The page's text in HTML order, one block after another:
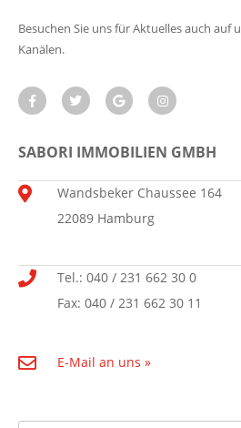
Besuchen Sie uns für Aktuelles auch auf
Kanälen.
SABORI IMMOBILIEN GMBH
Wandsbeker Chaussee 164
22089 Hamburg
Tel.: 040 / 231 662 30 0
Fax: 040 / 231 662 30 11
E-Mail an uns »